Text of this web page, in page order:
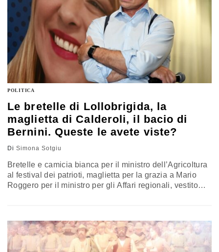
POLITICA
Le bretelle di Lollobrigida, la
maglietta di Calderoli, il bacio di
Bernini. Queste le avete viste?
Di Simona Sotgiu
Bretelle e camicia bianca per il ministro dell’Agricoltura
al festival dei patrioti, maglietta per la grazia a Mario
Roggero per il ministro per gli Affari regionali, vestito